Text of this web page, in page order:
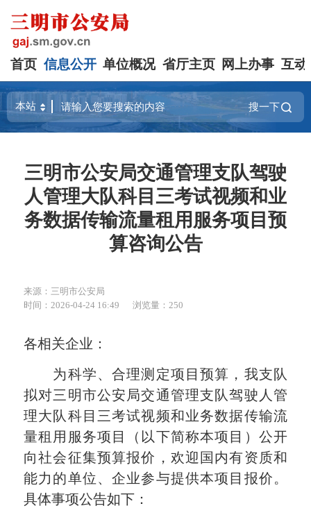
首页 信息公开 单位概况 省厅主页 网上办事 互动
搜一下
三明市公安局交通管理支队驾驶
人管理大队科目三考试视频和业
务数据传输流量租用服务项目预
算咨询公告
来源：三明市公安局
时间：2026-04-24 16:49
浏览量：250
各相关企业：
为科学、合理测定项目预算，我支队
拟对三明市公安局交通管理支队驾驶人管
理大队科目三考试视频和业务数据传输流
量租用服务项目（以下简称本项目）公开
向社会征集预算报价，欢迎国内有资质和
能力的单位、企业参与提供本项目报价。
具体事项公告如下 ：